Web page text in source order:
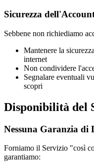
Sicurezza
Sebbene non richiediamo
Mantenere la
internet
Non condividere
Segnalare eventuali
scopri
Disponibilità del
Nessuna Garanzia di
Forniamo il Servizio "così
garantiamo: